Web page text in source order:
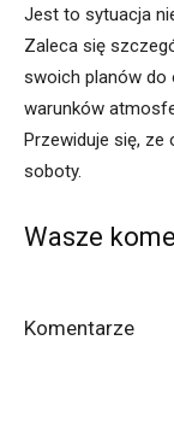
Jest to sytuacja
Zaleca się
swoich planów do
warunków
Przewiduje się,
soboty.
Wasze
Komentarze